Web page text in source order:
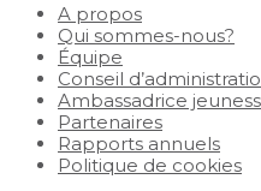
A propos
Qui sommes-nous?
Équipe
Conseil
Ambassadrice
Partenaires
Rapports annuels
Politique de cookies